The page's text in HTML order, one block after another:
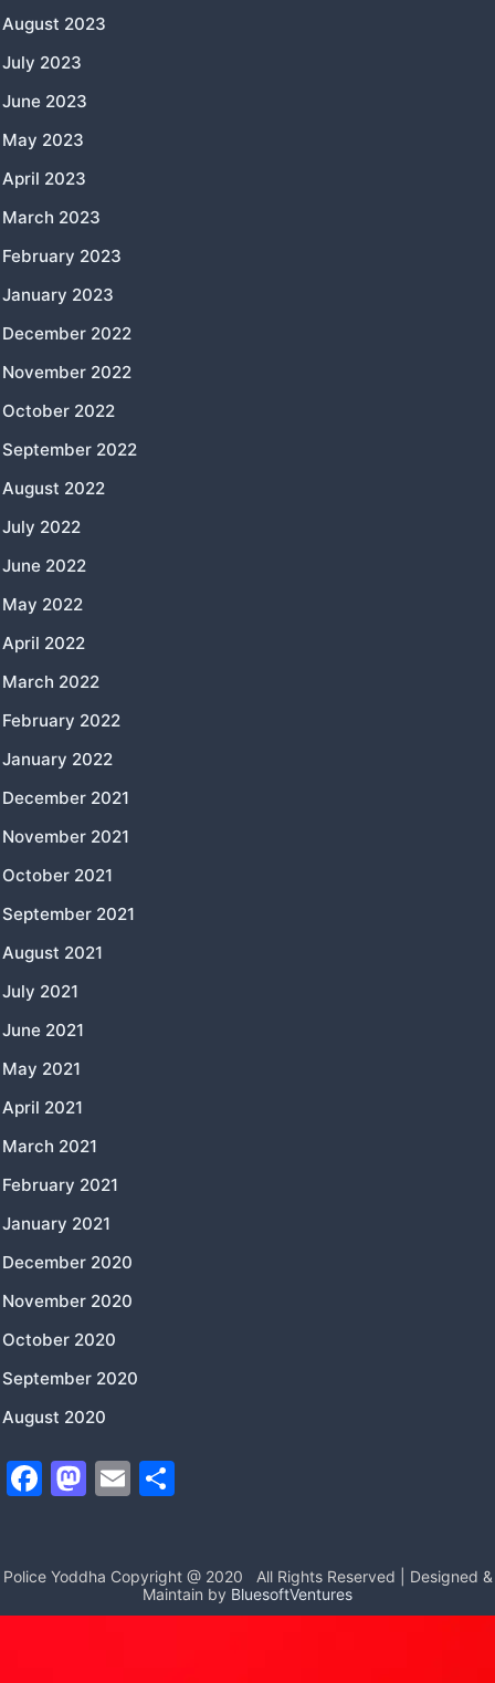
August 2023
July 2023
June 2023
May 2023
April 2023
March 2023
February 2023
January 2023
December 2022
November 2022
October 2022
September 2022
August 2022
July 2022
June 2022
May 2022
April 2022
March 2022
February 2022
January 2022
December 2021
November 2021
October 2021
September 2021
August 2021
July 2021
June 2021
May 2021
April 2021
March 2021
February 2021
January 2021
December 2020
November 2020
October 2020
September 2020
August 2020
F
e
b
M
o
d
E
l
e
Police Yoddha Copyright @ 2020
All Rights Reserved | Designed &
Maintain by BluesoftVentures